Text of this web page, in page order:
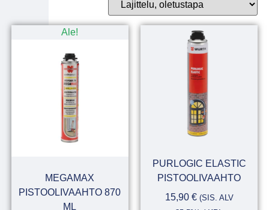
Ale!
MEGAMAX
PISTOOLIVAAHTO 870
ML
PURLOGIC ELASTIC
PISTOOLIVAAHTO
15,90 € (SIS. ALV